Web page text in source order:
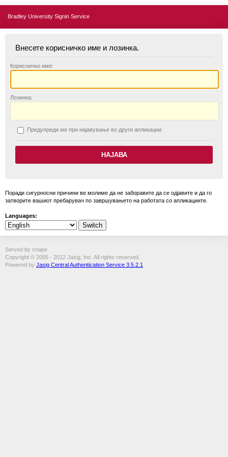
Bradley University Signin Service
Внесете корисничко име и лозинка.
Корисничко име:
Лозинка:
Предупреди ме при најавување во други апликации.
Поради сигурносни причини ве молиме да не заборавите да се одјавите и да го
затворите вашиот пребарувач по завршувањето на работата со апликациите.
Languages:
Served by snape
Copyright © 2005 - 2012 Jasig, Inc. All rights reserved.
Powered by Jasig Central Authentication Service 3.5.2.1